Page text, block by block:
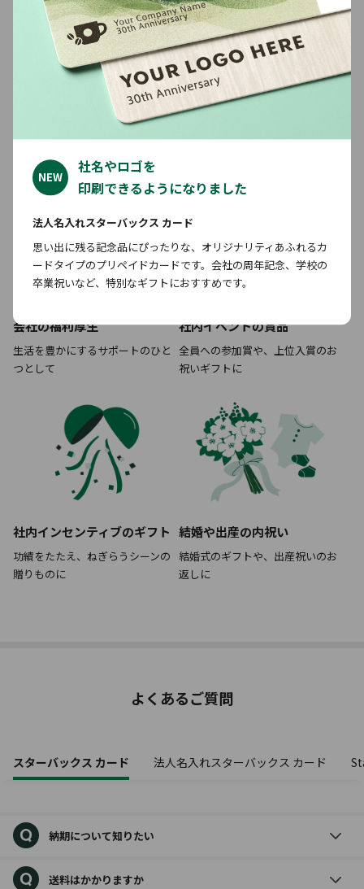
かけがえのない特別な日に贈る、
思い出に残るプレゼントとして
季節のご挨拶
お中元・お歳暮・お年賀などフォ
会社の福利厚生
生活を豊かにするサポートのひと
つとして
社内イベントの賞品
全員への参加賞や、 上位入賞のお
祝いギフトに
社内インセンティブのギフト
功績をたたえ、 ねぎらうシーンの
贈りものに
結婚や出産の内祝い
結婚式のギフトや、 出産祝いのお
返しに
よくあるご質問
スターバックス カード 法人名入れスターバックス カード
納期について知りたい
送料はかかりますか
NEW
社名やロゴを
印刷できるようになりました
法人名入れスターバックス カード
思い出に残る記念品にぴったりな、オリジナリティあふれるカ
ードタイプのプリペイドカードです。会社の周年記念、学校の
卒業祝いなど、特別なギフトにおすすめです。